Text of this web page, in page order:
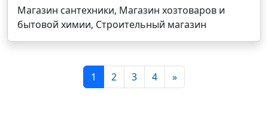
Магазин сантехники, Магазин хозтоваров и
бытовой химии, Строительный магазин
1 2 3 4 »